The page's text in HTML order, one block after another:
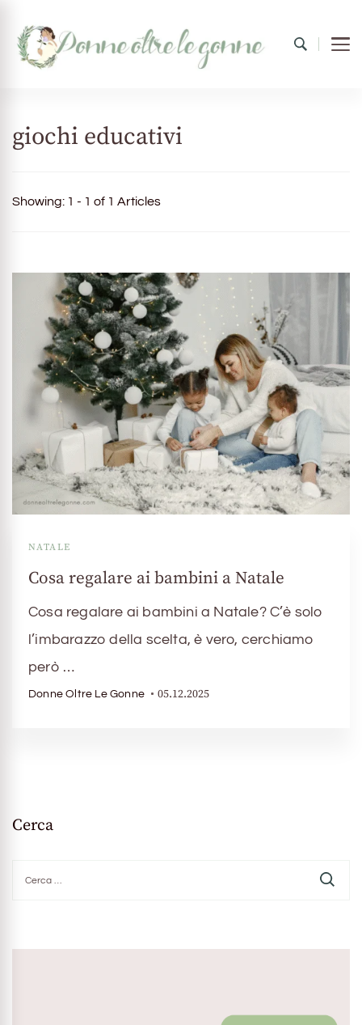
giochi educativi
Showing: 1 - 1 of 1 Articles
NATALE
Cosa regalare ai bambini a Natale
Cosa regalare ai bambini a Natale? C’è solo
l’imbarazzo della scelta, è vero, cerchiamo
però …
Donne Oltre Le Gonne 05.12.2025
Cerca
per: